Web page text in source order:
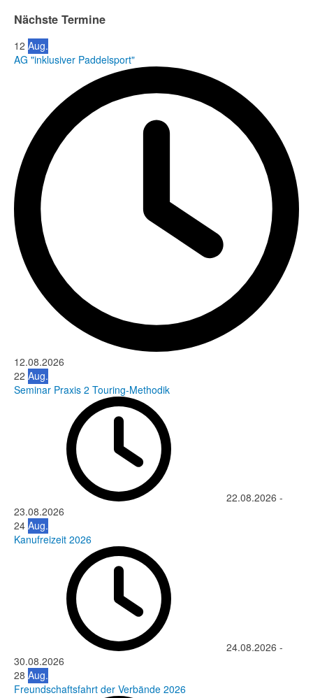
Nächste Termine
12 Aug.
AG "inklusiver Paddelsport"
12.08.2026
22 Aug.
Seminar Praxis 2 Touring-Methodik
22.08.2026 -
23.08.2026
24 Aug.
Kanufreizeit 2026
24.08.2026 -
30.08.2026
28 Aug.
Freundschaftsfahrt der Verbände 2026